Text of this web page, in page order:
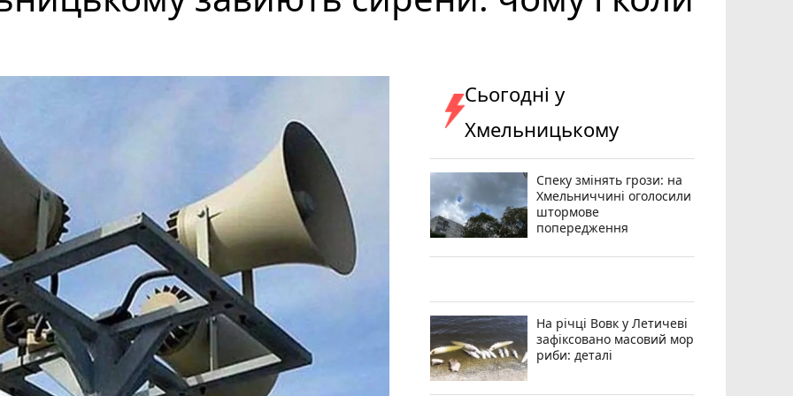
Сьогодні у
Хмельницькому
Спеку змінять грози: на
Хмельниччині оголосили
штормове
попередження
На річці Вовк у Летичеві
зафіксовано масовий мор
риби: деталі